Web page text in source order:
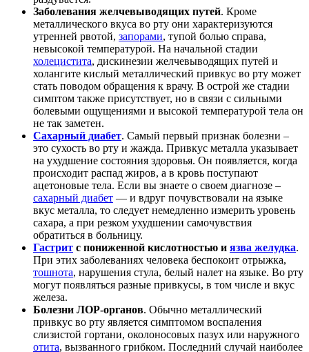
Заболевания желчевыводящих путей. Кроме
металлического вкуса во рту они характеризуются
утренней рвотой, запорами, тупой болью справа,
невысокой температурой. На начальной стадии
холецистита, дискинезии желчевыводящих путей и
холангите кислый металлический привкус во рту может
стать поводом обращения к врачу. В острой же стадии
симптом также присутствует, но в связи с сильными
болевыми ощущениями и высокой температурой тела он
не так заметен.
Сахарный диабет. Самый первый признак болезни –
это сухость во рту и жажда. Привкус металла указывает
на ухудшение состояния здоровья. Он появляется, когда
происходит распад жиров, а в кровь поступают
ацетоновые тела. Если вы знаете о своем диагнозе –
сахарный диабет — и вдруг почувствовали на языке
вкус металла, то следует немедленно измерить уровень
сахара, а при резком ухудшении самочувствия
обратиться в больницу.
Гастрит с пониженной кислотностью и язва желудка.
При этих заболеваниях человека беспокоит отрыжка,
тошнота, нарушения стула, белый налет на языке. Во рту
могут появляться разные привкусы, в том числе и вкус
железа.
Болезни ЛОР-органов. Обычно металлический
привкус во рту является симптомом воспаления
слизистой гортани, околоносовых пазух или наружного
отита, вызванного грибком. Последний случай наиболее